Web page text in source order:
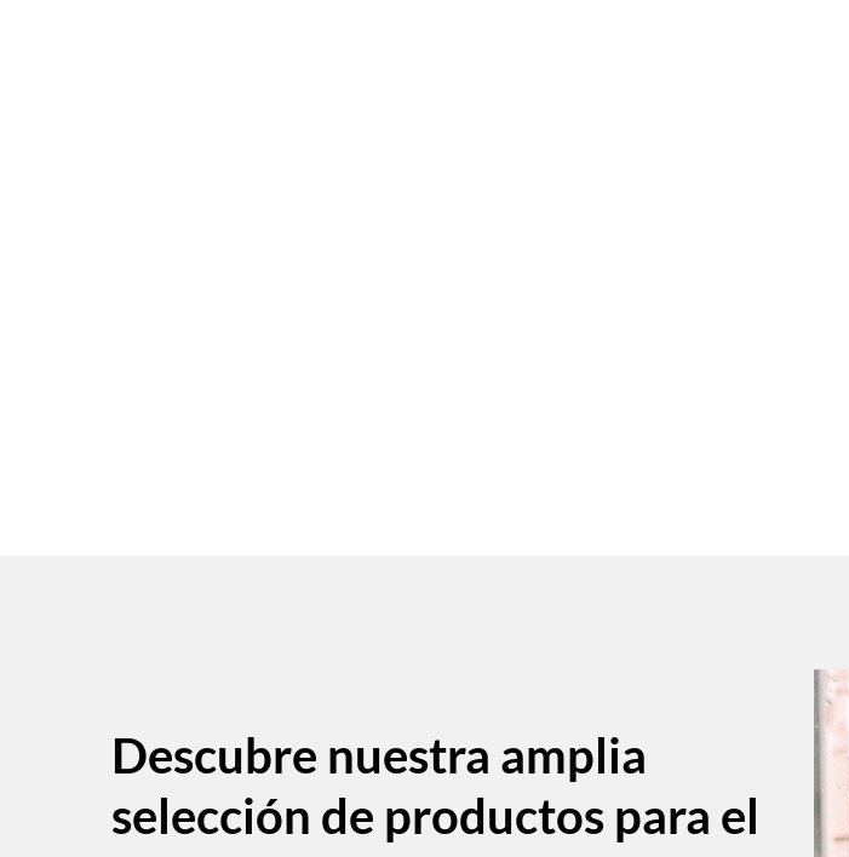
Descubre nuestra amplia
selección de productos para el